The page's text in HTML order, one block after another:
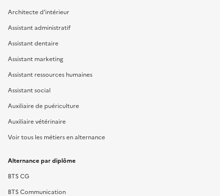
Architecte d'intérieur
Assistant administratif
Assistant dentaire
Assistant marketing
Assistant ressources humaines
Assistant social
Auxiliaire de puériculture
Auxiliaire vétérinaire
Voir tous les métiers en alternance
Alternance par diplôme
BTS CG
BTS Communication